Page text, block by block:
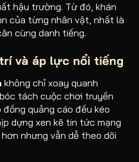
hậu trường. Từ đó, khán
của từng nhân vật, nhất là
cùng danh tiếng.
và áp lực nổi tiếng
không chỉ xoay quanh
tách cuộc chơi truyền
quảng cáo đều kéo
dựng xen kẽ tin tức mạng
nhưng vẫn dễ theo dõi